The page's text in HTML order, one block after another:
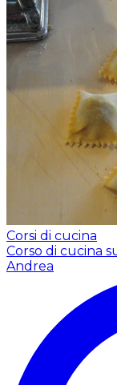
Corsi di cucina
Corso di cucina
Andrea